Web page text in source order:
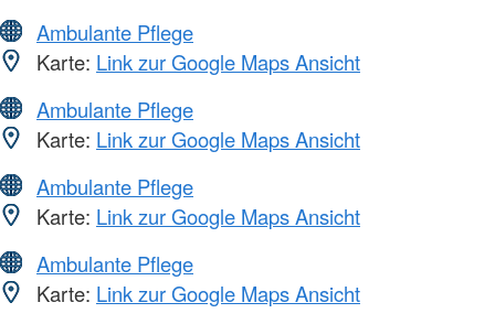
Ambulante Pflege
Karte: Link zur Google Maps Ansicht
Ambulante Pflege
Karte: Link zur Google Maps Ansicht
Ambulante Pflege
Karte: Link zur Google Maps Ansicht
Ambulante Pflege
Karte: Link zur Google Maps Ansicht